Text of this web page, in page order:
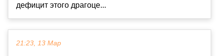
дефицит этого драгоце...
21:23, 13 Мар